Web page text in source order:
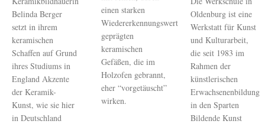
Belinda Berger
setzt in ihrem
keramischen
Schaffen auf Grund
ihres Studiums in
England Akzente
der Keramik-
Kunst, wie sie hier
in Deutschland
einen starken
Wiedererkennungswert
geprägten
keramischen
Gefäßen, die im
Holzofen gebrannt,
eher “vorgetäuscht”
wirken.
Oldenburg ist eine
Werkstatt für Kunst
und Kulturarbeit,
die seit 1983 im
Rahmen der
künstlerischen
Erwachsenenbildung
in den Sparten
Bildende Kunst